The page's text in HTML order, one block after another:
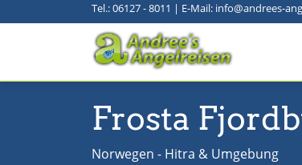
Tel.: 06127 - 8011 | E-Mail: info@andrees-
Frosta
Norwegen - Hitra & Umgebung